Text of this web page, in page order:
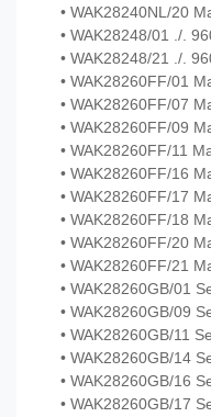
• WAK28240NL/20
• WAK28248/01 ./.
• WAK28248/21 ./.
• WAK28260FF/01
• WAK28260FF/07
• WAK28260FF/09
• WAK28260FF/11
• WAK28260FF/16
• WAK28260FF/17
• WAK28260FF/18
• WAK28260FF/20
• WAK28260FF/21
• WAK28260GB/01
• WAK28260GB/09
• WAK28260GB/11
• WAK28260GB/14
• WAK28260GB/16
• WAK28260GB/17